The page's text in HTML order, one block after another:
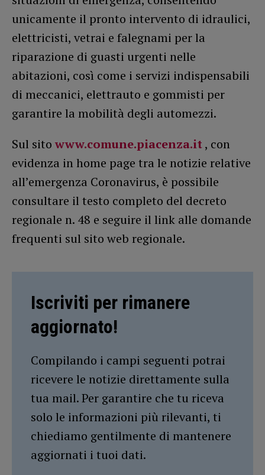
unicamente il pronto intervento di idraulici,
elettricisti, vetrai e falegnami per la
riparazione di guasti urgenti nelle
abitazioni, così come i servizi indispensabili
di meccanici, elettrauto e gommisti per
garantire la mobilità degli automezzi.
Sul sito www.comune.piacenza.it, con
evidenza in home page tra le notizie relative
all’emergenza Coronavirus, è possibile
consultare il testo completo del decreto
regionale n. 48 e seguire il link alle domande
frequenti sul sito web regionale.
Iscriviti per rimanere
aggiornato!
Compilando i campi seguenti potrai
ricevere le notizie direttamente sulla
tua mail. Per garantire che tu riceva
solo le informazioni più rilevanti, ti
chiediamo gentilmente di mantenere
aggiornati i tuoi dati.